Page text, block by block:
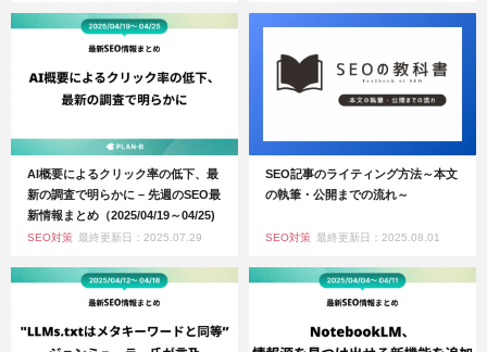
AI概要によるクリック率の低下、最
新の調査で明らかに – 先週のSEO最
新情報まとめ（2025/04/19～04/25)
SEO対策 最終更新日：2025.07.29
SEO記事のライティング方法～本文
の執筆・公開までの流れ～
SEO対策 最終更新日：2025.08.01